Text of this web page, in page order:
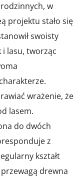
w
projektu stało się
swoisty
lasu, tworząc
wrażenie, że
lasem.
do dwóch
z
kształt
drewna